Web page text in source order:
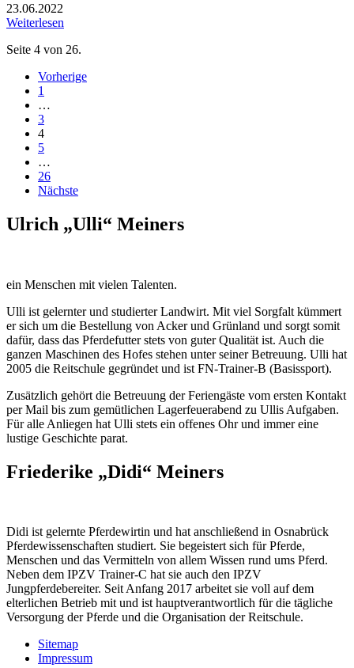
23.06.2022
Weiterlesen
Seite 4 von 26.
Vorherige
1
…
3
4
5
…
26
Nächste
Ulrich „Ulli“ Meiners
ein Menschen mit vielen Talenten.
Ulli ist gelernter und studierter Landwirt. Mit viel Sorgfalt kümmert
er sich um die Bestellung von Acker und Grünland und sorgt somit
dafür, dass das Pferdefutter stets von guter Qualität ist. Auch die
ganzen Maschinen des Hofes stehen unter seiner Betreuung. Ulli hat
2005 die Reitschule gegründet und ist FN-Trainer-B (Basissport).
Zusätzlich gehört die Betreuung der Feriengäste vom ersten Kontakt
per Mail bis zum gemütlichen Lagerfeuerabend zu Ullis Aufgaben.
Für alle Anliegen hat Ulli stets ein offenes Ohr und immer eine
lustige Geschichte parat.
Friederike „Didi“ Meiners
Didi ist gelernte Pferdewirtin und hat anschließend in Osnabrück
Pferdewissenschaften studiert. Sie begeistert sich für Pferde,
Menschen und das Vermitteln von allem Wissen rund ums Pferd.
Neben dem IPZV Trainer-C hat sie auch den IPZV
Jungpferdebereiter. Seit Anfang 2017 arbeitet sie voll auf dem
elterlichen Betrieb mit und ist hauptverantwortlich für die tägliche
Versorgung der Pferde und die Organisation der Reitschule.
Sitemap
Impressum